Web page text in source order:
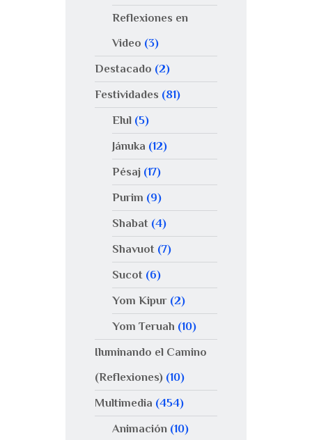
Reflexiones en
Video (3)
Destacado (2)
Festividades (81)
Elul(5)
Jánuka (12)
Pésaj(17)
Purim (9)
Shabat(4)
Shavuot(7)
Sucot(6)
Yom Kipur(2)
Yom Teruah (10)
Iluminando el Camino
(Reflexiones) (10)
Multimedia (454)
Animación(10)